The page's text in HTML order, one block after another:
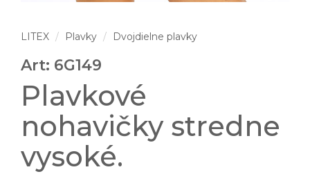
LITEX Plavky Dvojdielne plavky
Art: 6G149
Plavkové
nohavičky stredne
vysoké.